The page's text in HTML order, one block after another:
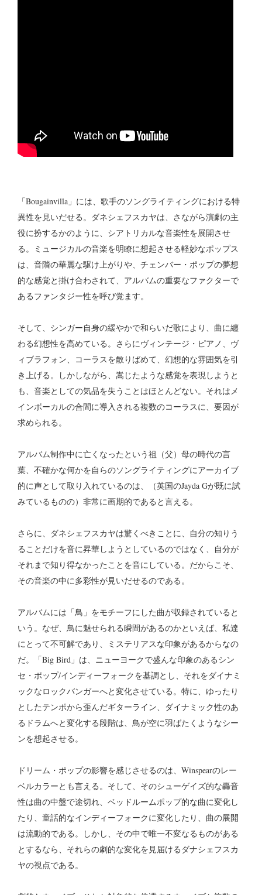
「Bougainvilla」には、歌手のソングライティングにおける特
異性を見いだせる。ダネシェフスカヤは、さながら演劇の主
役に扮するかのように、シアトリカルな音楽性を展開させ
る。ミュージカルの音楽を明瞭に想起させる軽妙なポップス
は、音階の華麗な駆け上がりや、チェンバー・ポップの夢想
的な感覚と掛け合わされて、アルバムの重要なファクターで
あるファンタジー性を呼び覚ます。
そして、シンガー自身の緩やかで和らいだ歌により、曲に纏
わる幻想性を高めている。さらにヴィンテージ・ピアノ、ヴ
ィブラフォン、コーラスを散りばめて、幻想的な雰囲気を引
き上げる。しかしながら、嵩じたような感覚を表現しようと
も、音楽としての気品を失うことはほとんどない。それはメ
インボーカルの合間に導入される複数のコーラスに、要因が
求められる。
アルバム制作中に亡くなったという祖（父）母の時代の言
葉、不確かな何かを自らのソングライティングにアーカイブ
的に声として取り入れているのは、（英国のJayda Gが既に試
みているものの）非常に画期的であると言える。
さらに、ダネシェフスカヤは驚くべきことに、自分の知りう
ることだけを音に昇華しようとしているのではなく、自分が
それまで知り得なかったことを音にしている。だからこそ、
その音楽の中に多彩性が見いだせるのである。
アルバムには「鳥」をモチーフにした曲が収録されていると
いう。なぜ、鳥に魅せられる瞬間があるのかといえば、私達
にとって不可解であり、ミステリアスな印象があるからなの
だ。「Big Bird」は、ニューヨークで盛んな印象のあるシン
セ・ポップ/インディーフォークを基調とし、それをダイナミ
ックなロックバンガーへと変化させている。特に、ゆったり
としたテンポから歪んだギターライン、ダイナミック性のあ
るドラムへと変化する段階は、鳥が空に羽ばたくようなシー
ンを想起させる。
ドリーム・ポップの影響を感じさせるのは、Winspearのレー
ベルカラーとも言える。そして、そのシューゲイズ的な轟音
性は曲の中盤で途切れ、ベッドルームポップ的な曲に変化し
たり、童話的なインディーフォークに変化したり、曲の展開
は流動的である。しかし、その中で唯一不変なるものがある
とするなら、それらの劇的な変化を見届けるダナシェフスカ
ヤの視点である。